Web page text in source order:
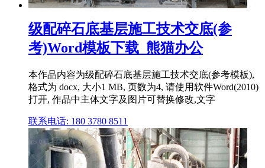
级配碎石底基层施工技术交底(参
考)Word模板下载_熊猫办公
本作品内容为级配碎石底基层施工技术交底(参考模板),
格式为 docx, 大小1 MB, 页数为4, 请使用软件Word(2010)
打开, 作品中主体文字及图片可替换修改,文字
联系电话: 180 3780 8511